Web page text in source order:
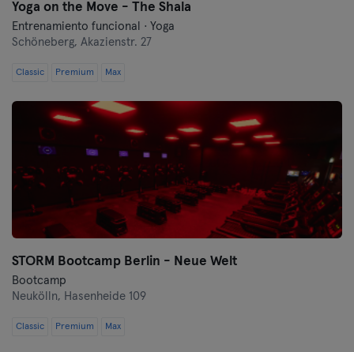
Yoga on the Move - The Shala
Entrenamiento funcional · Yoga
Schöneberg, Akazienstr. 27
Classic Premium Max
STORM Bootcamp Berlin - Neue Welt
Bootcamp
Neukölln, Hasenheide 109
Classic Premium Max